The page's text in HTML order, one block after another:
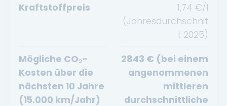
Kraftstoffpreis 1,74 €/l
(Jahresdurchschnit
t 2025)
Mögliche CO₂-
Kosten über die
nächsten 10 Jahre
(15.000 km/Jahr)
2843 € (bei einem
angenommenen
mittleren
durchschnittliche